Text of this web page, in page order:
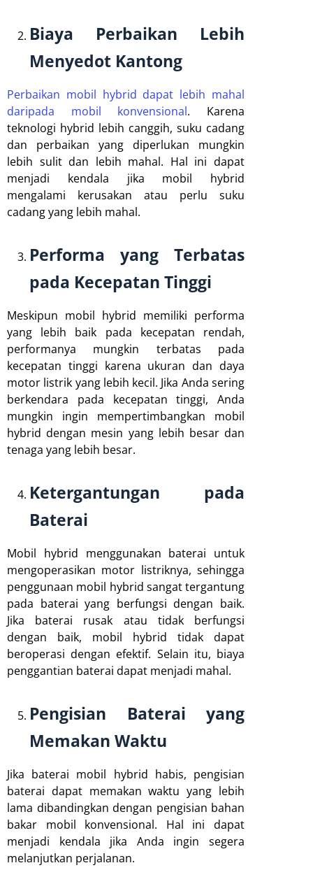
Biaya Perbaikan Lebih
Menyedot Kantong
Perbaikan mobil hybrid dapat lebih mahal
daripada mobil konvensional. Karena
teknologi hybrid lebih canggih, suku cadang
dan perbaikan yang diperlukan mungkin
lebih sulit dan lebih mahal. Hal ini dapat
menjadi kendala jika mobil hybrid
mengalami kerusakan atau perlu suku
cadang yang lebih mahal.
Performa yang Terbatas
pada Kecepatan Tinggi
Meskipun mobil hybrid memiliki performa
yang lebih baik pada kecepatan rendah,
performanya mungkin terbatas pada
kecepatan tinggi karena ukuran dan daya
motor listrik yang lebih kecil. Jika Anda sering
berkendara pada kecepatan tinggi, Anda
mungkin ingin mempertimbangkan mobil
hybrid dengan mesin yang lebih besar dan
tenaga yang lebih besar.
Ketergantungan pada
Baterai
Mobil hybrid menggunakan baterai untuk
mengoperasikan motor listriknya, sehingga
penggunaan mobil hybrid sangat tergantung
pada baterai yang berfungsi dengan baik.
Jika baterai rusak atau tidak berfungsi
dengan baik, mobil hybrid tidak dapat
beroperasi dengan efektif. Selain itu, biaya
penggantian baterai dapat menjadi mahal.
Pengisian Baterai yang
Memakan Waktu
Jika baterai mobil hybrid habis, pengisian
baterai dapat memakan waktu yang lebih
lama dibandingkan dengan pengisian bahan
bakar mobil konvensional. Hal ini dapat
menjadi kendala jika Anda ingin segera
melanjutkan perjalanan.